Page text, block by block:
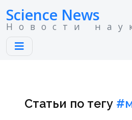
Science News
Новости
Статьи по тегу